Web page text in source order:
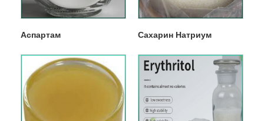
Аспартам Сахарин Натриум